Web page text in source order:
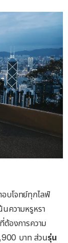
อบโจทย์ทุกไลฟ์
นความหรูหรา
ต้องการความ
บาท ส่วนรุ่น